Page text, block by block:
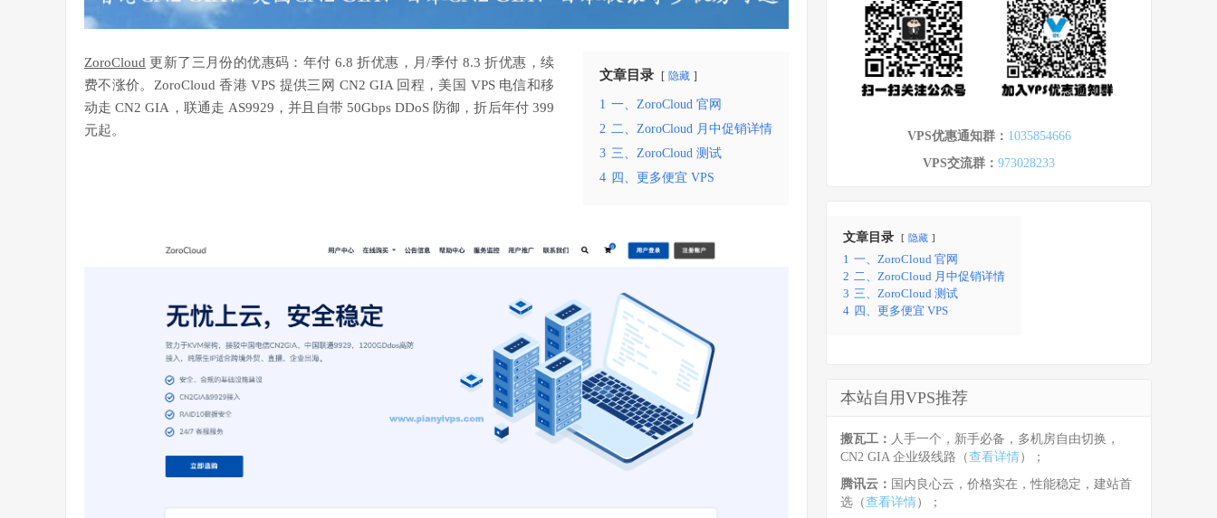
文章目录 隐藏
1 一、ZoroCloud 官网
2 二、ZoroCloud 月中促销详情
3 三、ZoroCloud 测试
4 四、更多便宜 VPS
ZoroCloud 更新了三月份的优惠码：年付 6.8 折优惠，月/季付 8.3 折优惠，续
费不涨价。ZoroCloud 香港 VPS 提供三网 CN2 GIA 回程，美国 VPS 电信和移
动走 CN2 GIA，联通走 AS9929，并且自带 50Gbps DDoS 防御，折后年付 399
元起。
VPS优惠通知群： 1035854666
VPS交流群： 973028233
文章目录 隐藏
1 一、ZoroCloud 官网
2 二、ZoroCloud 月中促销详情
3 三、ZoroCloud 测试
4 四、更多便宜 VPS
本站自用VPS推荐
搬瓦工： 人手一个，新手必备，多机房自由切换，
CN2 GIA 企业级线路（查看详情）；
腾讯云： 国内良心云，价格实在，性能稳定，建站首
选（查看详情）；